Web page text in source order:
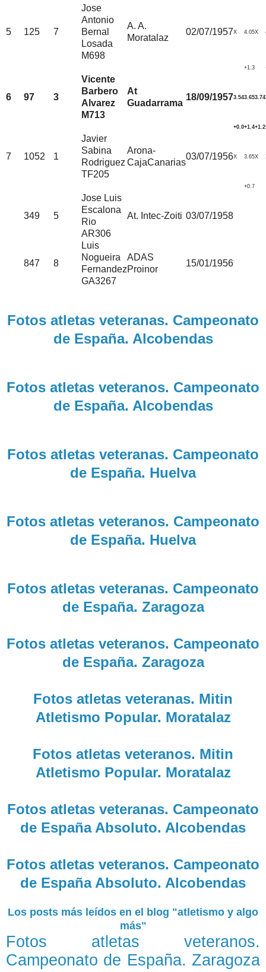
5 125 7
Jose
Antonio
Bernal
Losada
M698
A. A.
Moratalaz
02/07/1957X 4.05X
+1.3
6 97 3
Vicente
Barbero
Alvarez
M713
At
Guadarrama
18/09/19573.543.653.74
+0.0+1.4+1.2
7 1052 1
Javier
Sabina
Rodriguez
TF205
Arona-
CajaCanarias
03/07/1956X 3.65X
+0.7
349 5
Jose Luis
Escalona
Rio
AR306
At. Intec-Zoiti 03/07/1958
847 8
Luis
Nogueira
Fernandez
GA3267
ADAS
Proinor
15/01/1956
Fotos atletas veteranas. Campeonato
de España. Alcobendas
Fotos atletas veteranos. Campeonato
de España. Alcobendas
Fotos atletas veteranas. Campeonato
de España. Huelva
Fotos atletas veteranos. Campeonato
de España. Huelva
Fotos atletas veteranas. Campeonato
de España. Zaragoza
Fotos atletas veteranos. Campeonato
de España. Zaragoza
Fotos atletas veteranas. Mitin
Atletismo Popular. Moratalaz
Fotos atletas veteranos. Mitin
Atletismo Popular. Moratalaz
Fotos atletas veteranas. Campeonato
de España Absoluto. Alcobendas
Fotos atletas veteranos. Campeonato
de España Absoluto. Alcobendas
Los posts más leídos en el blog "atletismo y algo
más"
Fotos atletas veteranos.
Campeonato de España. Zaragoza